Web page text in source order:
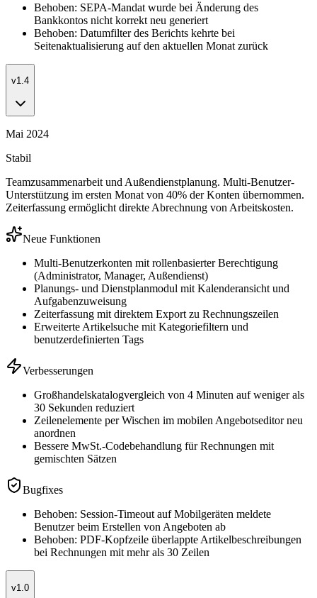
Behoben: SEPA-Mandat wurde bei Änderung des
Bankkontos nicht korrekt neu generiert
Behoben: Datumfilter des Berichts kehrte bei
Seitenaktualisierung auf den aktuellen Monat zurück
v1.4
Mai 2024
Stabil
Teamzusammenarbeit und Außendienstplanung. Multi-Benutzer-
Unterstützung im ersten Monat von 40% der Konten übernommen.
Zeiterfassung ermöglicht direkte Abrechnung von Arbeitskosten.
Neue Funktionen
Multi-Benutzerkonten mit rollenbasierter Berechtigung
(Administrator, Manager, Außendienst)
Planungs- und Dienstplanmodul mit Kalenderansicht und
Aufgabenzuweisung
Zeiterfassung mit direktem Export zu Rechnungszeilen
Erweiterte Artikelsuche mit Kategoriefiltern und
benutzerdefinierten Tags
Verbesserungen
Großhandelskatalogvergleich von 4 Minuten auf weniger als
30 Sekunden reduziert
Zeilenelemente per Wischen im mobilen Angebotseditor neu
anordnen
Bessere MwSt.-Codebehandlung für Rechnungen mit
gemischten Sätzen
Bugfixes
Behoben: Session-Timeout auf Mobilgeräten meldete
Benutzer beim Erstellen von Angeboten ab
Behoben: PDF-Kopfzeile überlappte Artikelbeschreibungen
bei Rechnungen mit mehr als 30 Zeilen
v1.0